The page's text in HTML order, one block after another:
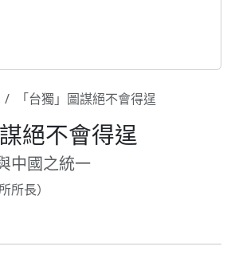
「台獨」圖謀絕不會得逞
絕不會得逞
中國之統一
所長）